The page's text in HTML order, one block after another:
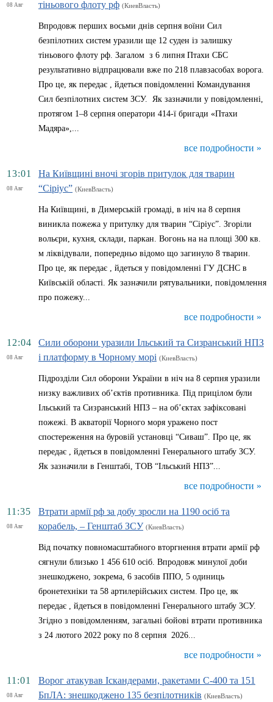
08 Авг тіньового флоту рф (КиевВласть)
Впродовж перших восьми днів серпня воїни Сил
безпілотних систем уразили ще 12 суден із залишку
тіньового флоту рф. Загалом з 6 липня Птахи СБС
результативно відпрацювали вже по 218 плавзасобах ворога.
Про це, як передає , йдеться повідомленні Командування
Сил безпілотних систем ЗСУ. Як зазначили у повідомленні,
протягом 1–8 серпня оператори 414-ї бригади «Птахи
Мадяра»,...
все подробности »
13:01
08 Авг
На Київщині вночі згорів притулок для тварин
“Сіріус” (КиевВласть)
На Київщині, в Димерській громаді, в ніч на 8 серпня
виникла пожежа у притулку для тварин “Сіріус”. Згоріли
вольєри, кухня, склади, паркан. Вогонь на на площі 300 кв.
м ліквідували, попередньо відомо що загинуло 8 тварин.
Про це, як передає , йдеться у повідомленні ГУ ДСНС в
Київській області. Як зазначили рятувальники, повідомлення
про пожежу...
все подробности »
12:04
08 Авг
Сили оборони уразили Ільський та Сизранський НПЗ
і платформу в Чорному морі (КиевВласть)
Підрозділи Сил оборони України в ніч на 8 серпня уразили
низку важливих об’єктів противника. Під прицілом були
Ільський та Сизранський НПЗ – на об’єктах зафіксовані
пожежі. В акваторії Чорного моря уражено пост
спостереження на буровій установці “Сиваш”. Про це, як
передає , йдеться в повідомленні Генерального штабу ЗСУ.
Як зазначили в Генштабі, ТОВ “Ільський НПЗ”...
все подробности »
11:35
08 Авг
Втрати армії рф за добу зросли на 1190 осіб та
корабель, – Генштаб ЗСУ (КиевВласть)
Від початку повномасштабного вторгнення втрати армії рф
сягнули близько 1 456 610 осіб. Впродовж минулої доби
знешкоджено, зокрема, 6 засобів ППО, 5 одиниць
бронетехніки та 58 артилерійських систем. Про це, як
передає , йдеться в повідомленні Генерального штабу ЗСУ.
Згідно з повідомленням, загальні бойові втрати противника
з 24 лютого 2022 року по 8 серпня 2026...
все подробности »
11:01
08 Авг
Ворог атакував Іскандерами, ракетами С-400 та 151
БпЛА: знешкоджено 135 безпілотників (КиевВласть)